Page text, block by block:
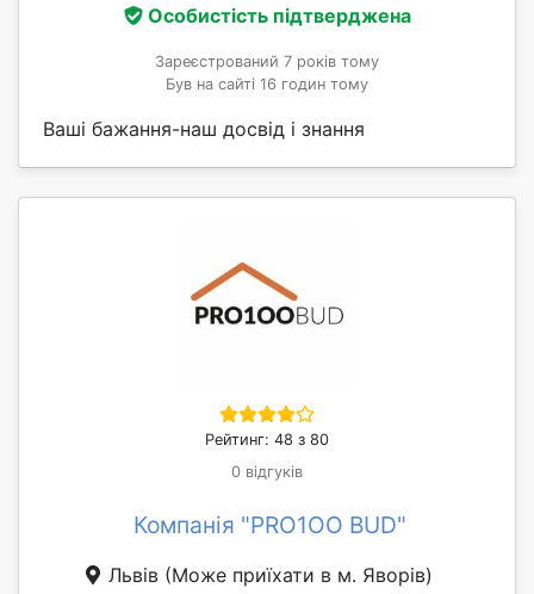
Особистість підтверджена
Зареєстрований 7 років тому
Був на сайті 16 годин тому
Ваші бажання-наш досвід і знання
Рейтинг: 48 з 80
0 відгуків
Компанія "PRO1OO BUD"
Львів (Може приїхати в м. Яворів)